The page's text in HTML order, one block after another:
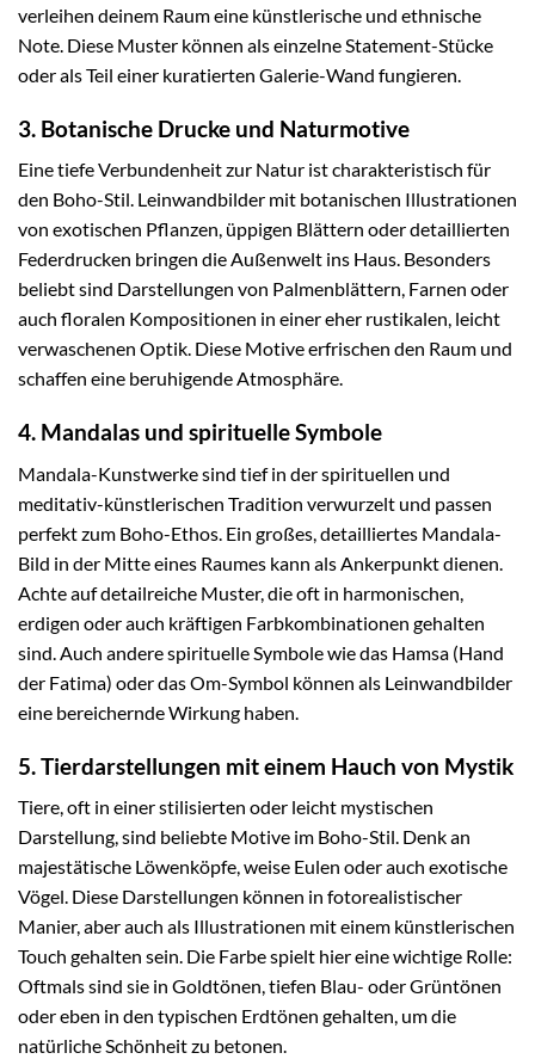
verleihen deinem Raum eine künstlerische und ethnische
Note. Diese Muster können als einzelne Statement-Stücke
oder als Teil einer kuratierten Galerie-Wand fungieren.
3. Botanische Drucke und Naturmotive
Eine tiefe Verbundenheit zur Natur ist charakteristisch für
den Boho-Stil. Leinwandbilder mit botanischen Illustrationen
von exotischen Pflanzen, üppigen Blättern oder detaillierten
Federdrucken bringen die Außenwelt ins Haus. Besonders
beliebt sind Darstellungen von Palmenblättern, Farnen oder
auch floralen Kompositionen in einer eher rustikalen, leicht
verwaschenen Optik. Diese Motive erfrischen den Raum und
schaffen eine beruhigende Atmosphäre.
4. Mandalas und spirituelle Symbole
Mandala-Kunstwerke sind tief in der spirituellen und
meditativ-künstlerischen Tradition verwurzelt und passen
perfekt zum Boho-Ethos. Ein großes, detailliertes Mandala-
Bild in der Mitte eines Raumes kann als Ankerpunkt dienen.
Achte auf detailreiche Muster, die oft in harmonischen,
erdigen oder auch kräftigen Farbkombinationen gehalten
sind. Auch andere spirituelle Symbole wie das Hamsa (Hand
der Fatima) oder das Om-Symbol können als Leinwandbilder
eine bereichernde Wirkung haben.
5. Tierdarstellungen mit einem Hauch von Mystik
Tiere, oft in einer stilisierten oder leicht mystischen
Darstellung, sind beliebte Motive im Boho-Stil. Denk an
majestätische Löwenköpfe, weise Eulen oder auch exotische
Vögel. Diese Darstellungen können in fotorealistischer
Manier, aber auch als Illustrationen mit einem künstlerischen
Touch gehalten sein. Die Farbe spielt hier eine wichtige Rolle:
Oftmals sind sie in Goldtönen, tiefen Blau- oder Grüntönen
oder eben in den typischen Erdtönen gehalten, um die
natürliche Schönheit zu betonen.